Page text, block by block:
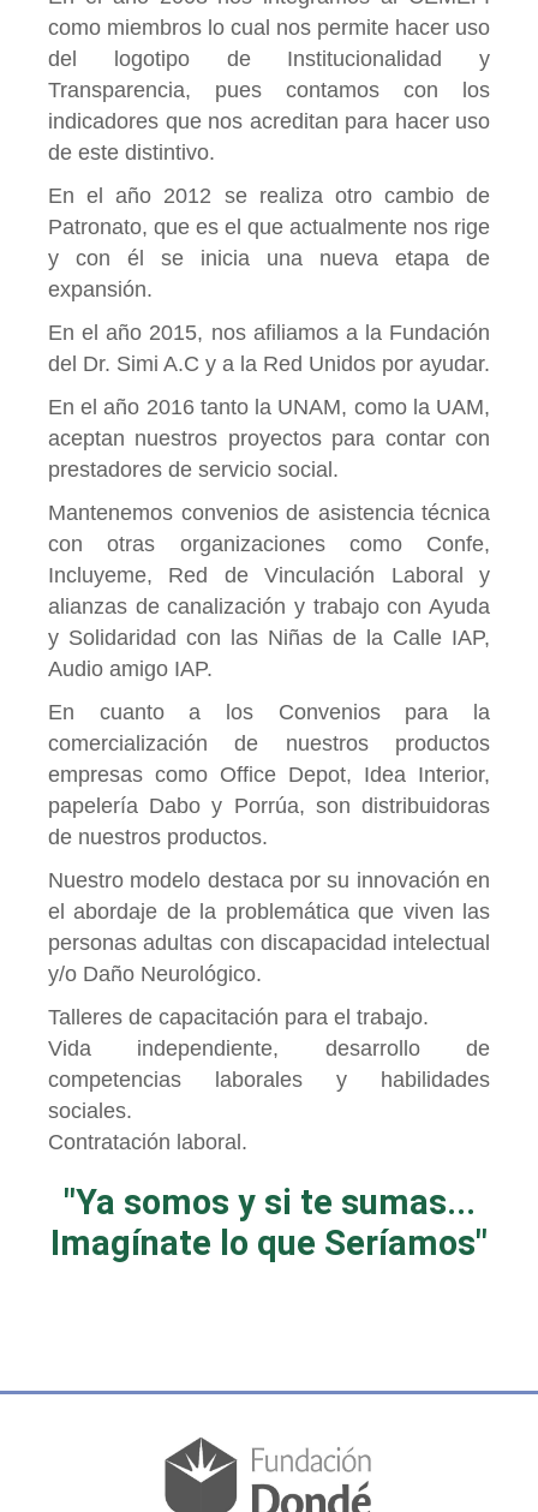
como miembros lo cual nos permite hacer uso
del logotipo de Institucionalidad y
Transparencia, pues contamos con los
indicadores que nos acreditan para hacer uso
de este distintivo.
En el año 2012 se realiza otro cambio de
Patronato, que es el que actualmente nos rige
y con él se inicia una nueva etapa de
expansión.
En el año 2015, nos afiliamos a la Fundación
del Dr. Simi A.C y a la Red Unidos por ayudar.
En el año 2016 tanto la UNAM, como la UAM,
aceptan nuestros proyectos para contar con
prestadores de servicio social.
Mantenemos convenios de asistencia técnica
con otras organizaciones como Confe,
Incluyeme, Red de Vinculación Laboral y
alianzas de canalización y trabajo con Ayuda
y Solidaridad con las Niñas de la Calle IAP,
Audio amigo IAP.
En cuanto a los Convenios para la
comercialización de nuestros productos
empresas como Office Depot, Idea Interior,
papelería Dabo y Porrúa, son distribuidoras
de nuestros productos.
Nuestro modelo destaca por su innovación en
el abordaje de la problemática que viven las
personas adultas con discapacidad intelectual
y/o Daño Neurológico.
Talleres de capacitación para el trabajo.
Vida independiente, desarrollo de
competencias laborales y habilidades
sociales.
Contratación laboral.
"Ya somos y si te sumas...
Imagínate lo que Seríamos"